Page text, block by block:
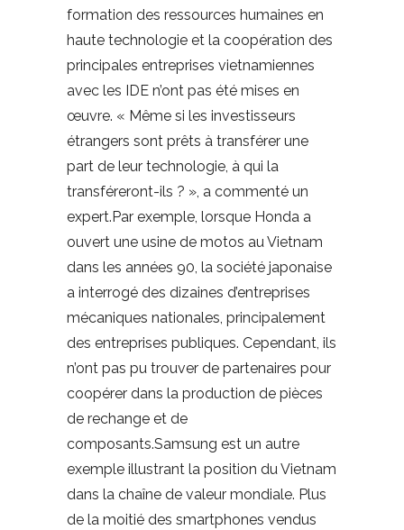
formation des ressources humaines en
haute technologie et la coopération des
principales entreprises vietnamiennes
avec les IDE n’ont pas été mises en
œuvre. « Même si les investisseurs
étrangers sont prêts à transférer une
part de leur technologie, à qui la
transféreront-ils ? », a commenté un
expert.Par exemple, lorsque Honda a
ouvert une usine de motos au Vietnam
dans les années 90, la société japonaise
a interrogé des dizaines d’entreprises
mécaniques nationales, principalement
des entreprises publiques. Cependant, ils
n’ont pas pu trouver de partenaires pour
coopérer dans la production de pièces
de rechange et de
composants.Samsung est un autre
exemple illustrant la position du Vietnam
dans la chaîne de valeur mondiale. Plus
de la moitié des smartphones vendus